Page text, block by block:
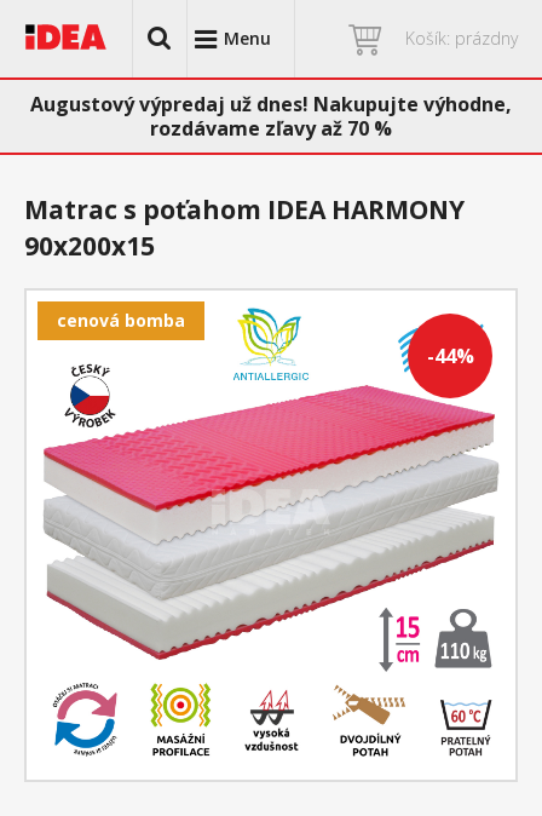
Menu Košík: prázdny
Augustový výpredaj už dnes! Nakupujte výhodne,
rozdávame zľavy až 70 %
-44%
cenová bomba
Matrac s poťahom IDEA HARMONY
90x200x15